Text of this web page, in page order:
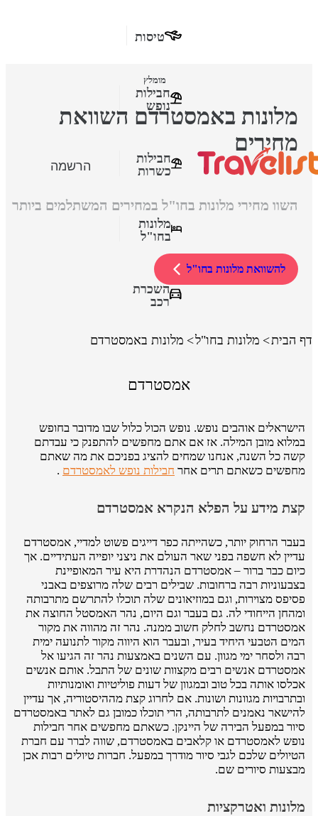
הרשמה
טיסות
מומלץ
חבילות
נופש
חבילות
כשרות
מלונות
בחו"ל
השכרת
רכב
מלונות באמסטרדם השוואת
מחירים
השוו מחירי מלונות בחו"ל במחירים המשתלמים ביותר
להשוואת מלונות בחו"ל
דף הבית מלונות בחו"ל מלונות באמסטרדם
אמסטרדם
הישראלים אוהבים נופש. נופש הכול כלול שבו מדובר בחופש
במלוא מובן המילה. אז אם אתם מחפשים להתפנק כי עבדתם
קשה כל השנה, אנחנו שמחים להציג בפניכם את מה שאתם
מחפשים כשאתם תרים אחר חבילות נופש לאמסטרדם .
קצת מידע על הפלא הנקרא אמסטרדם
בעבר הרחוק יותר, כשהייתה כפר דייגים פשוט למדיי, אמסטרדם
עדיין לא חשפה בפני שאר העולם את ניצני יופייה העתידיים. אך
כיום כבר ברור – אמסטרדם הנהדרת היא עיר המאופיינת
בצבעוניות רבה ברחובות. שבילים רבים שלה מרוצפים באבני
פסיפס מצוירות, וגם במוזיאונים שלה תוכלו להתרשם מתרבותה
ומהחן הייחודי לה. גם בעבר וגם היום, נהר האמסטל החוצה את
אמסטרדם נחשב לחלק חשוב ממנה. נהר זה מהווה את מקור
המים הטבעי היחיד בעיר, ובעבר הוא היווה מקור לתנועה ימית
רבה ולסחר ימי מגוון. עם השנים באמצעות נהר זה הגיעו אל
אמסטרדם אנשים רבים מקצוות שונים של התבל. אותם אנשים
אכלסו אותה בכל טוב ובמגוון של דעות פוליטיות ואומנותיות
ובתרבויות מגוונות ושונות. אם לחרוג קצת מההיסטוריה, אך עדיין
להישאר נאמנים לתרבותה, הרי תוכלו כמובן גם לאתר באמסטרדם
סיור במפעל הבירה של היינקן. כשאתם מחפשים אחר חבילות
נופש לאמסטרדם או קלאבים באמסטרדם, שווה לברר עם חברת
הטיולים שלכם לגבי סיור מודרך במפעל. חברות טיולים רבות אכן
מבצעות סיורים שם.
מלונות ואטרקציות